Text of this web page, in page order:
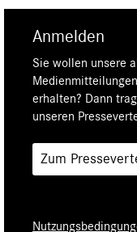
Anmelden
Sie wollen unsere
erhalten? Dann
unseren
Zum